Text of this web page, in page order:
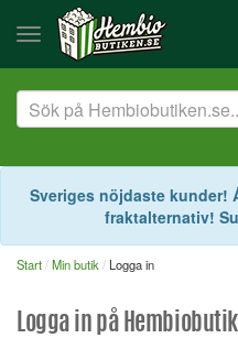
Sveriges nöjdaste kunder!
fraktalternativ!
Start Min butik Logga in
Logga in på